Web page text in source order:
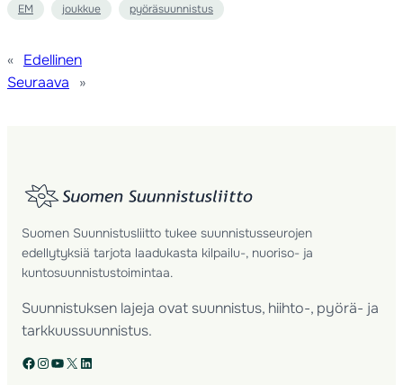
EM joukkue pyöräsuunnistus
« Edellinen
Seuraava
»
Suomen Suunnistusliitto tukee suunnistusseurojen
edellytyksiä tarjota laadukasta kilpailu-, nuoriso- ja
kuntosuunnistustoimintaa.
Suunnistuksen lajeja ovat suunnistus, hiihto-, pyörä- ja
tarkkuussuunnistus.
Facebook Instagram YouTube X LinkedIn